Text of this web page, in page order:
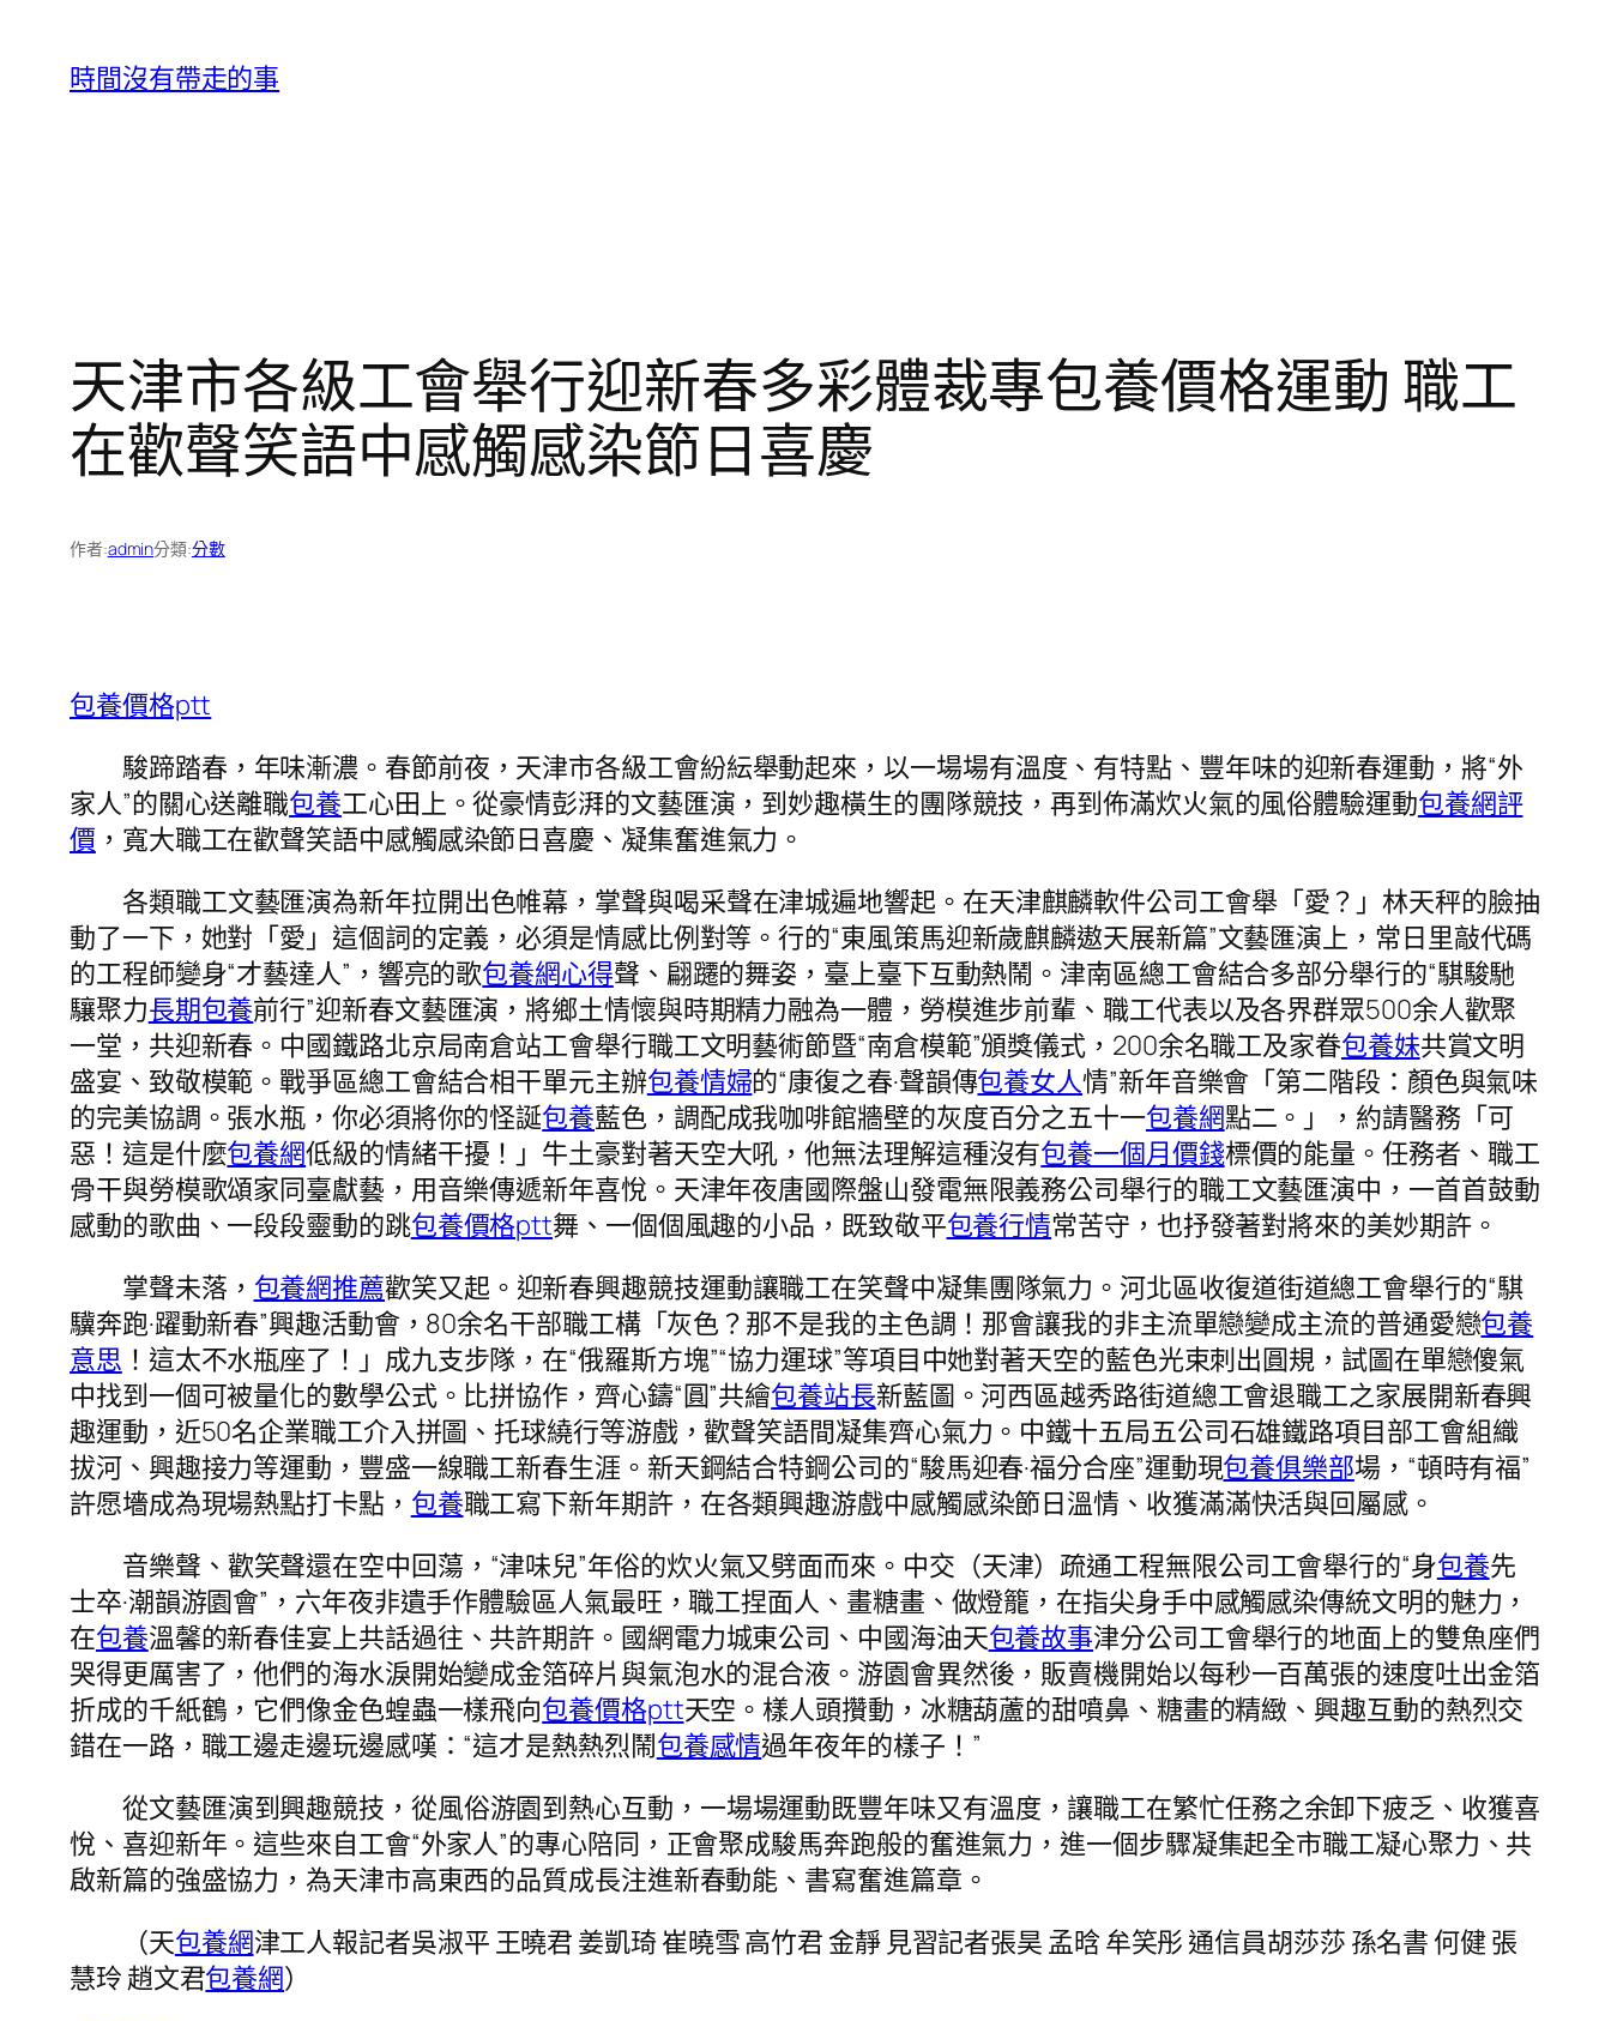
時間沒有帶走的事
天津市各級工會舉行迎新春多彩體裁專包養價格運動 職工
在歡聲笑語中感觸感染節日喜慶
作者:admin分類:分數
包養價格ptt
駿蹄踏春，年味漸濃。春節前夜，天津市各級工會紛紜舉動起來，以一場場有溫度、有特點、豐年味的迎新春運動，將“外
家人”的關心送離職包養工心田上。從豪情彭湃的文藝匯演，到妙趣橫生的團隊競技，再到佈滿炊火氣的風俗體驗運動包養網評
價 ，寬大職工在歡聲笑語中感觸感染節日喜慶、凝集奮進氣力。
各類職工文藝匯演為新年拉開出色帷幕，掌聲與喝采聲在津城遍地響起。在天津麒麟軟件公司工會舉「愛？」林天秤的臉抽
動了一下，她對「愛」這個詞的定義，必須是情感比例對等。行的“東風策馬迎新歲麒麟遨天展新篇”文藝匯演上，常日里敲代碼
的工程師變身“才藝達人”，響亮的歌包養網心得聲、翩躚的舞姿，臺上臺下互動熱鬧。津南區總工會結合多部分舉行的“騏駿馳
驤聚力長期包養前行”迎新春文藝匯演，將鄉土情懷與時期精力融為一體，勞模進步前輩、職工代表以及各界群眾500余人歡聚
一堂，共迎新春。中國鐵路北京局南倉站工會舉行職工文明藝術節暨“南倉模範”頒獎儀式，200余名職工及家眷包養妹共賞文明
盛宴、致敬模範。戰爭區總工會結合相干單元主辦包養情婦的“康復之春·聲韻傳包養女人情”新年音樂會「第二階段：顏色與氣味
的完美協調。張水瓶，你必須將你的怪誕包養藍色，調配成我咖啡館牆壁的灰度百分之五十一包養網點二。」，約請醫務「可
惡！這是什麼包養網低級的情緒干擾！」牛土豪對著天空大吼，他無法理解這種沒有包養一個月價錢標價的能量。任務者、職工
骨干與勞模歌頌家同臺獻藝，用音樂傳遞新年喜悅。天津年夜唐國際盤山發電無限義務公司舉行的職工文藝匯演中，一首首鼓動
感動的歌曲、一段段靈動的跳包養價格ptt舞、一個個風趣的小品，既致敬平包養行情常苦守，也抒發著對將來的美妙期許。
掌聲未落， 包養網推薦歡笑又起。迎新春興趣競技運動讓職工在笑聲中凝集團隊氣力。河北區收復道街道總工會舉行的“騏
驥奔跑·躍動新春”興趣活動會，80余名干部職工構「灰色？那不是我的主色調！那會讓我的非主流單戀變成主流的普通愛戀包養
意思 ！這太不水瓶座了！」成九支步隊，在“俄羅斯方塊”“協力運球”等項目中她對著天空的藍色光束刺出圓規，試圖在單戀傻氣
中找到一個可被量化的數學公式。比拼協作，齊心鑄“圓”共繪包養站長新藍圖。河西區越秀路街道總工會退職工之家展開新春興
趣運動，近50名企業職工介入拼圖、托球繞行等游戲，歡聲笑語間凝集齊心氣力。中鐵十五局五公司石雄鐵路項目部工會組織
拔河、興趣接力等運動，豐盛一線職工新春生涯。新天鋼結合特鋼公司的“駿馬迎春·福分合座”運動現包養俱樂部場，“頓時有福”
許愿墻成為現場熱點打卡點， 包養職工寫下新年期許，在各類興趣游戲中感觸感染節日溫情、收獲滿滿快活與回屬感。
音樂聲、歡笑聲還在空中回蕩，“津味兒”年俗的炊火氣又劈面而來。中交（天津）疏通工程無限公司工會舉行的“身包養先
士卒·潮韻游園會”，六年夜非遺手作體驗區人氣最旺，職工捏面人、畫糖畫、做燈籠，在指尖身手中感觸感染傳統文明的魅力，
在包養溫馨的新春佳宴上共話過往、共許期許。國網電力城東公司、中國海油天包養故事津分公司工會舉行的地面上的雙魚座們
哭得更厲害了，他們的海水淚開始變成金箔碎片與氣泡水的混合液。游園會異然後，販賣機開始以每秒一百萬張的速度吐出金箔
折成的千紙鶴，它們像金色蝗蟲一樣飛向包養價格ptt天空。樣人頭攢動，冰糖葫蘆的甜噴鼻、糖畫的精緻、興趣互動的熱烈交
錯在一路，職工邊走邊玩邊感嘆：“這才是熱熱烈鬧包養感情過年夜年的樣子！”
從文藝匯演到興趣競技，從風俗游園到熱心互動，一場場運動既豐年味又有溫度，讓職工在繁忙任務之余卸下疲乏、收獲喜
悅、喜迎新年。這些來自工會“外家人”的專心陪同，正會聚成駿馬奔跑般的奮進氣力，進一個步驟凝集起全市職工凝心聚力、共
啟新篇的強盛協力，為天津市高東西的品質成長注進新春動能、書寫奮進篇章。
（天包養網津工人報記者吳淑平 王曉君 姜凱琦 崔曉雪 高竹君 金靜 見習記者張昊 孟晗 牟笑彤 通信員胡莎莎 孫名書 何健 張
慧玲 趙文君包養網）